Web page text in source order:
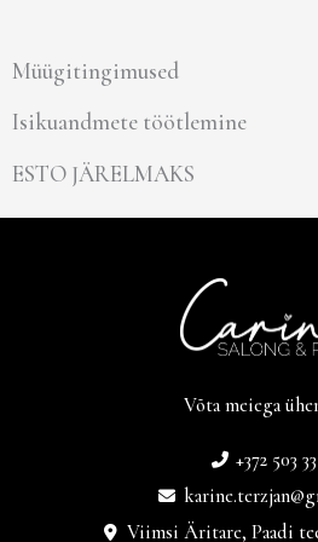
Müügitingimused
Isikuandmete töötlemine
ESTO JÄRELMAKS
Võta meiega
+372 503
Viimsi Äritare, Paadi